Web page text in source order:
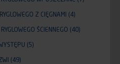
Z CIĘGNAMI (4)
ŚCIENNEGO (40)
(5)
(49)